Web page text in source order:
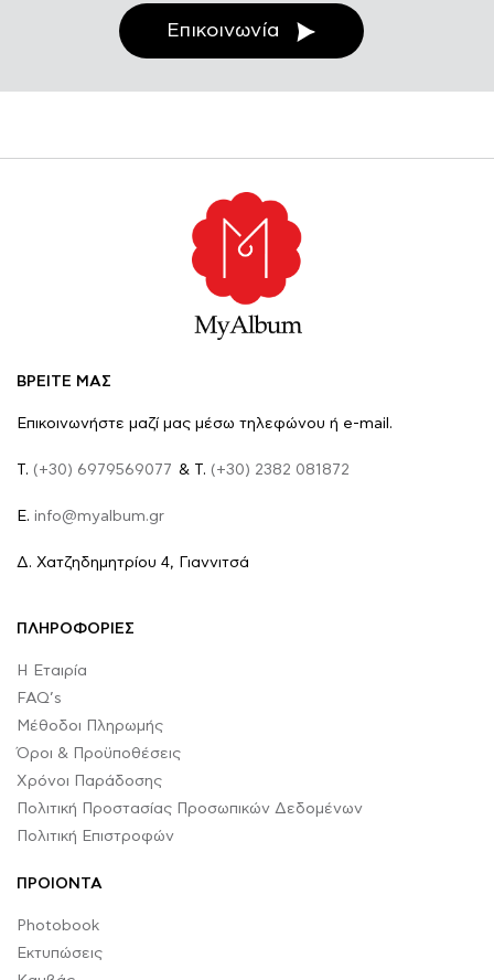
Επικοινωνία
ΒΡΕΙΤΕ ΜΑΣ
Επικοινωνήστε μαζί μας μέσω τηλεφώνου ή e-mail.
Τ. (+30) 6979569077 & Τ. (+30) 2382 081872
E. info@myalbum.gr
Δ. Χατζηδημητρίου 4, Γιαννιτσά
ΠΛΗΡΟΦΟΡΙΕΣ
Η Εταιρία
FAQ’s
Μέθοδοι Πληρωμής
Όροι & Προϋποθέσεις
Χρόνοι Παράδοσης
Πολιτική Προστασίας Προσωπικών Δεδομένων
Πολιτική Επιστροφών
ΠΡΟΙΟΝΤΑ
Photobook
Εκτυπώσεις